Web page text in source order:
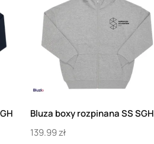
Bluza boxy rozpinana SS SGH
139.99zł